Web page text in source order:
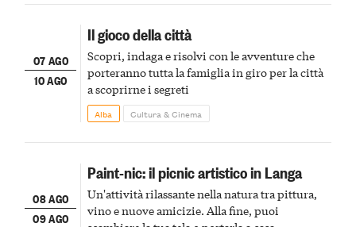
07 AGO
10 AGO
Il gioco della città
Scopri, indaga e risolvi con le avventure che
porteranno tutta la famiglia in giro per la città
a scoprirne i segreti
Alba Cultura & Cinema
08 AGO
09 AGO
Paint-nic: il picnic artistico in Langa
Un'attività rilassante nella natura tra pittura,
vino e nuove amicizie. Alla fine, puoi